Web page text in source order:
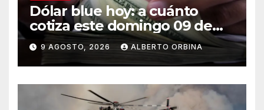
Dólar blue hoy: a cuánto
cotiza este domingo 09 de
agosto
9 AGOSTO, 2026 ALBERTO ORBINA